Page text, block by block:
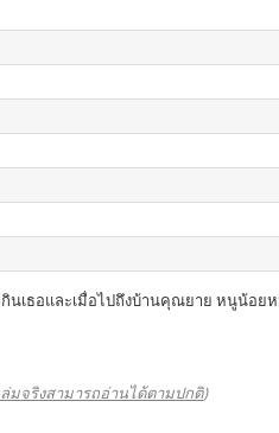
นเธอและเมื่อไปถึงบ้านคุณยาย หนูน้อ
ล่มจริงสามารถอ่านได้ตามปกติ)